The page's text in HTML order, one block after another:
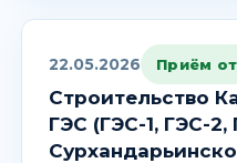
22.05.2026 Приём
Строительство
ГЭС (ГЭС-1, ГЭС-2,